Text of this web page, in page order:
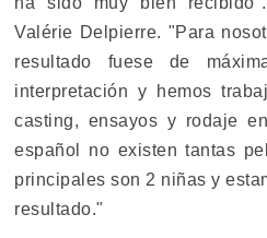
Valérie Delpierre. "Para
resultado fuese de
interpretación y hemos
casting, ensayos y rodaje
español no existen tantas
principales son 2 niñas y
resultado."